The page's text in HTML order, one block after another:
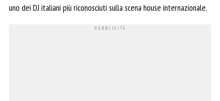
uno dei DJ italiani più riconosciuti sulla scena house internazionale.